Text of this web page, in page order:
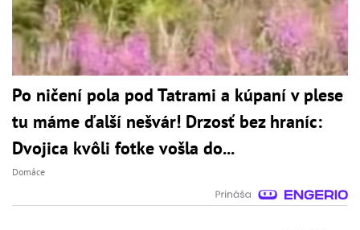
Po ničení pola pod Tatrami a kúpaní v plese
tu máme ďalší nešvár! Drzosť bez hraníc:
Dvojica kvôli fotke vošla do...
Domáce